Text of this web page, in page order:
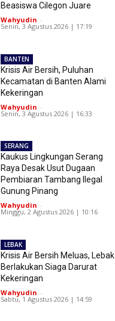
Beasiswa Cilegon Juare
Wahyudin -
Senin, 3 Agustus 2026 | 17:19
BANTEN
Krisis Air Bersih, Puluhan
Kecamatan di Banten Alami
Kekeringan
Wahyudin -
Senin, 3 Agustus 2026 | 16:33
SERANG
Kaukus Lingkungan Serang
Raya Desak Usut Dugaan
Pembiaran Tambang Ilegal
Gunung Pinang
Wahyudin -
Minggu, 2 Agustus 2026 | 10:16
LEBAK
Krisis Air Bersih Meluas, Lebak
Berlakukan Siaga Darurat
Kekeringan
Wahyudin -
Sabtu, 1 Agustus 2026 | 14:59